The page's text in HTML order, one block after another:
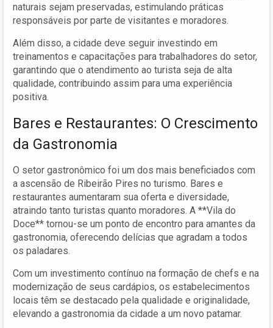
naturais sejam preservadas, estimulando práticas
responsáveis por parte de visitantes e moradores.
Além disso, a cidade deve seguir investindo em
treinamentos e capacitações para trabalhadores do setor,
garantindo que o atendimento ao turista seja de alta
qualidade, contribuindo assim para uma experiência
positiva.
Bares e Restaurantes: O Crescimento
da Gastronomia
O setor gastronômico foi um dos mais beneficiados com
a ascensão de Ribeirão Pires no turismo. Bares e
restaurantes aumentaram sua oferta e diversidade,
atraindo tanto turistas quanto moradores. A **Vila do
Doce** tornou-se um ponto de encontro para amantes da
gastronomia, oferecendo delícias que agradam a todos
os paladares.
Com um investimento contínuo na formação de chefs e na
modernização de seus cardápios, os estabelecimentos
locais têm se destacado pela qualidade e originalidade,
elevando a gastronomia da cidade a um novo patamar.